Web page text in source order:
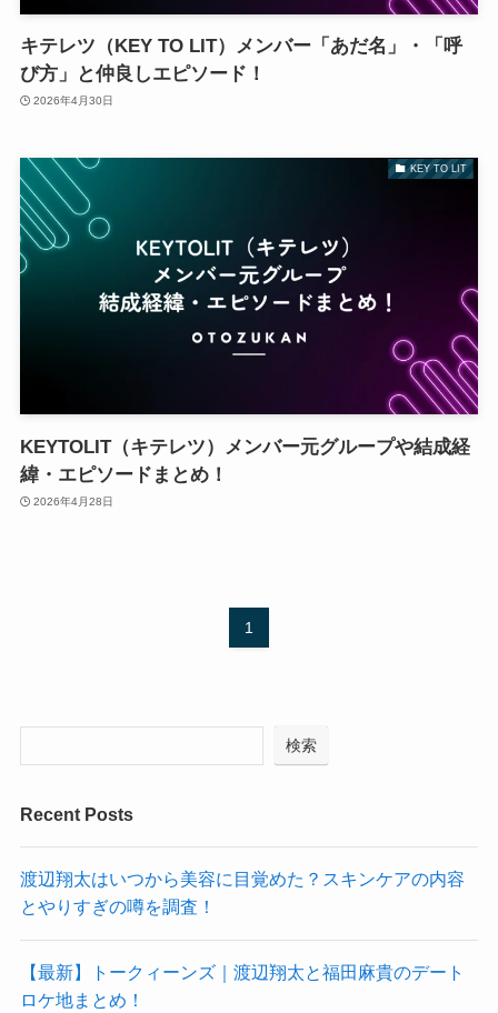
キテレツ（KEY TO LIT）メンバー「あだ名」・「呼
び方」と仲良しエピソード！
2026年4月30日
KEY TO LIT
KEYTOLIT（キテレツ）メンバー元グループや結成経
緯・エピソードまとめ！
2026年4月28日
1
検索
Recent Posts
渡辺翔太はいつから美容に目覚めた？スキンケアの内容
とやりすぎの噂を調査！
【最新】トークィーンズ｜渡辺翔太と福田麻貴のデート
ロケ地まとめ！